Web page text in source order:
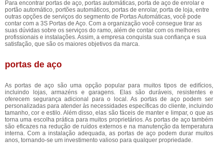
Para encontrar portas de aço, portas automáticas, porta de aço de enrolar e
portão automático, portões automáticos, portas de enrolar, porta de loja, entre
outras opções de serviços do segmento de Portas Automáticas, você pode
contar com a 3S Portas de Aço. Com a organização você consegue tirar as
suas dúvidas sobre os serviços do ramo, além de contar com os melhores
profissionais e instalações. Assim, a empresa conquista sua confiança e sua
satisfação, que são os maiores objetivos da marca.
portas de aço
As portas de aço são uma opção popular para muitos tipos de edifícios,
incluindo lojas, armazéns e garagens. Elas são duráveis, resistentes e
oferecem segurança adicional para o local. As portas de aço podem ser
personalizadas para atender às necessidades específicas do cliente, incluindo
tamanho, cor e estilo. Além disso, elas são fáceis de manter e limpar, o que as
torna uma escolha prática para muitos proprietários. As portas de aço também
são eficazes na redução de ruídos externos e na manutenção da temperatura
interna. Com a instalação adequada, as portas de aço podem durar muitos
anos, tornando-se um investimento valioso para qualquer propriedade.